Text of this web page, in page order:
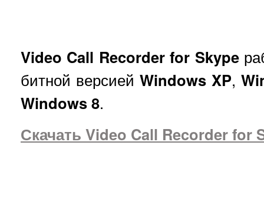
Video Call Recorder for Skype
битной версией Windows XP,
Windows 8.
Скачать Video Call Recorder for